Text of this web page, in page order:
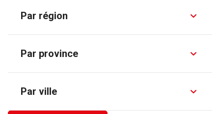
Par région
Par province
Par ville